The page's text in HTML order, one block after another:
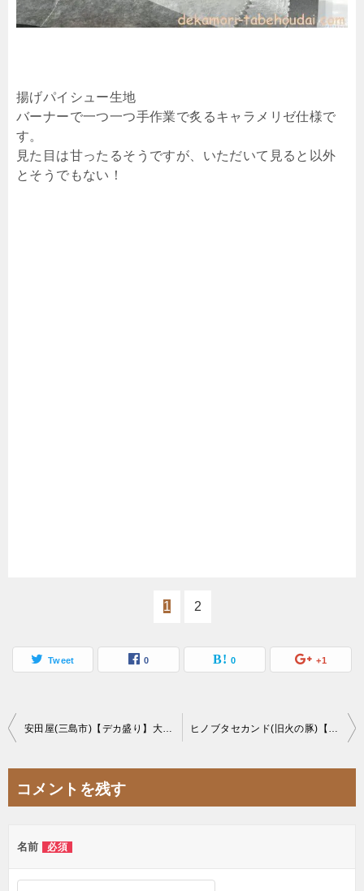
揚げパイシュー生地
バーナーで一つ一つ手作業で炙るキャラメリゼ仕様で
す。
見た目は甘ったるそうですが、いただいて見ると以外
とそうでもない！
1 2
Tweet 0 0 +1
投
ビ
ー
シ
コメントを残す
名前 必須